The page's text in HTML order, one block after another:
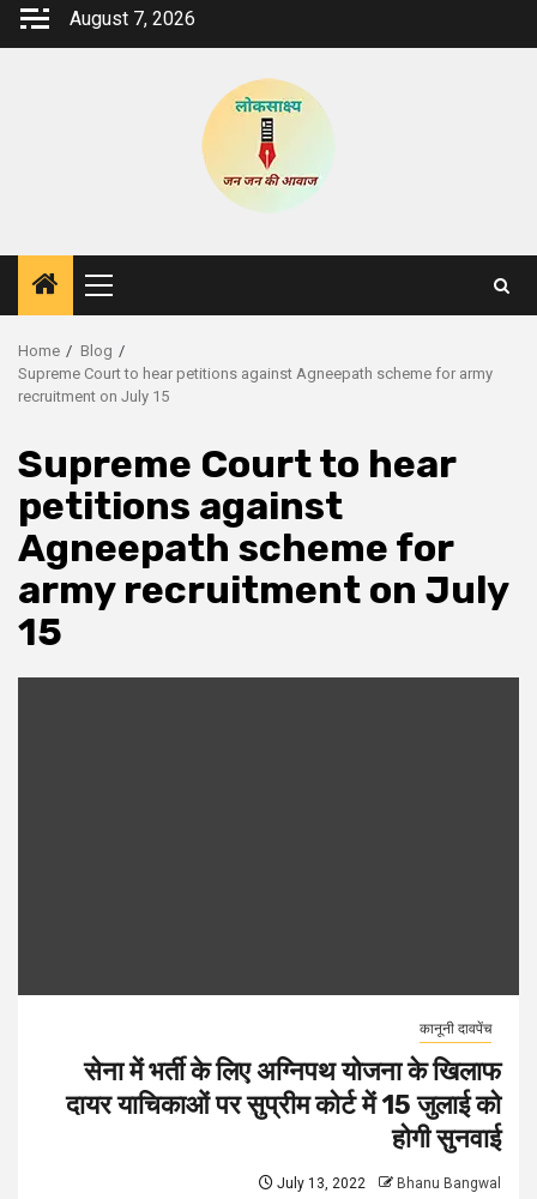
Skip
August 7, 2026
Primary
Menu
Home
Blog
Supreme Court to hear petitions against Agneepath scheme for army
recruitment on July 15
Supreme Court to hear
petitions against
Agneepath scheme for
army recruitment on July
15
कानूनी दावपेंच
सेना में भर्ती के लिए अग्निपथ योजना के खिलाफ
दायर याचिकाओं पर सुप्रीम कोर्ट में 15 जुलाई को
होगी सुनवाई
July 13, 2022 Bhanu Bangwal